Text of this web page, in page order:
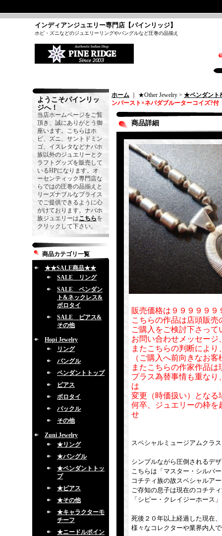
インディアンジュエリー専門店【パインリッジ】
ホピ・ズニなどのジュエリーリングやバングルなど圧巻の品揃え
ようこそパインリッ
ジへ！
当店ホームページをご覧
頂き、誠にありがとう御
座います。こちらはホ
ピ、ズニ、サントドミン
ゴ、イスレタなどナバホ
族以外のジュエリーとク
ラフトグッズを販売して
いるHPになります。オ
ーセンティック専門店な
らではの圧巻の品揃えと
リーズナブルなプライス
でご提供できるように心
がけております。ナバホ
族ジュエリーはこちらを
クリックして下さい。
商品カテゴリ一覧
★★SALE商品★★
SALE リング
SALE ペンダン
ト&ネックレス&
ボロタイ
SALE ピアス&
その他
Hopi Jewelry
リング
バングル
ペンダントトップ
ピアス
ボロタイ
バックル
その他
Zuni Jewelry
★リング
★バングル
★ペンダントトッ
プ
★ピアス
★その他
★キャラクターモ
チーフ
★ニードルポイン
ホーム ｜ ★Other Jewelry > ★ペンダント
ンバースト×ネバダブルーターコイズ
商品詳細
販売価格は９９９９９
こちらの作品は店頭販
ご購入をご検討下さっ
お問い合わせメッセー
またこちらの判断によ
（ご購入へ前向きなお
またこちらの作家作品
プラス為替事情も重な
は
変更（時価扱い）となる
何卒、ジュエリーの枠を
せ
スペシャルミュージアムクラ
シンプルながら圧倒されるデ
こちらは「マスター・シルバ
コチティ族の故スペシャルア
ご存知の息子は現在のコチテ
「シピー・クレイジーホース
死後２０年以上経過した現在
様々なコレクターや業界内人